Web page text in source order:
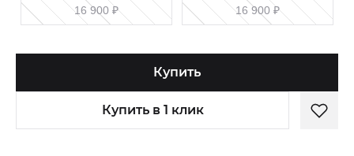
16 900 ₽ 16 900 ₽
Купить
Купить в 1 клик